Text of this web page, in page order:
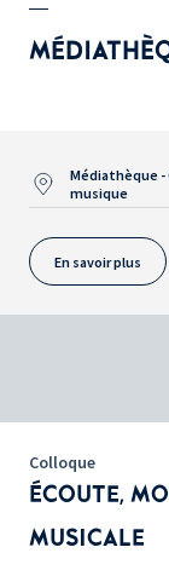
Médiathèque -
musique
En savoir plus
Colloque
ÉCOUTE,
MUSICALE